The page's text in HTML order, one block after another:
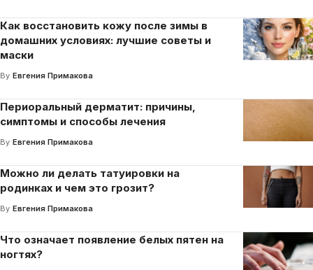
Как восстановить кожу после зимы в
домашних условиях: лучшие советы и
маски
By Евгения Примакова
Периоральный дерматит: причины,
симптомы и способы лечения
By Евгения Примакова
Можно ли делать татуировки на
родинках и чем это грозит?
By Евгения Примакова
Что означает появление белых пятен на
ногтях?